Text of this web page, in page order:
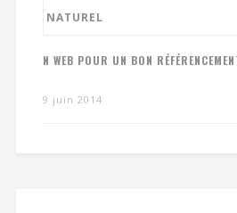
N WEB POUR UN BON
9 juin 2014